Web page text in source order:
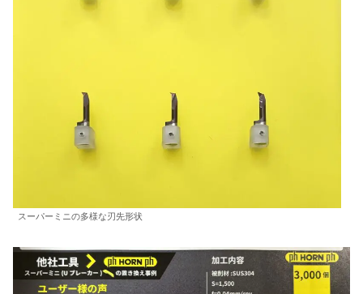
スーパーミニの多様な刃先形状